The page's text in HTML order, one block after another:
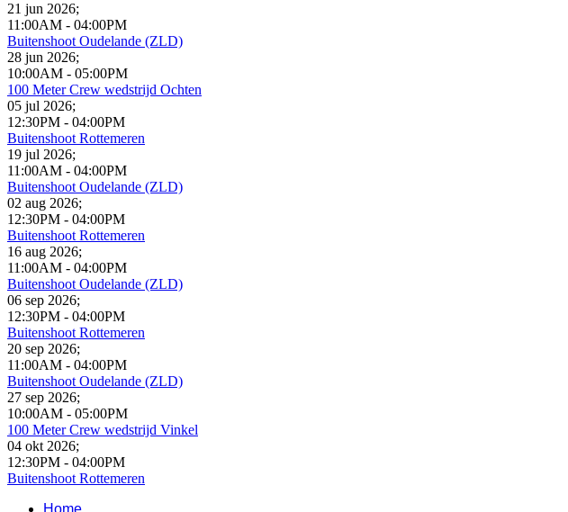
21 jun 2026;
11:00AM - 04:00PM
Buitenshoot Oudelande (ZLD)
28 jun 2026;
10:00AM - 05:00PM
100 Meter Crew wedstrijd Ochten
05 jul 2026;
12:30PM - 04:00PM
Buitenshoot Rottemeren
19 jul 2026;
11:00AM - 04:00PM
Buitenshoot Oudelande (ZLD)
02 aug 2026;
12:30PM - 04:00PM
Buitenshoot Rottemeren
16 aug 2026;
11:00AM - 04:00PM
Buitenshoot Oudelande (ZLD)
06 sep 2026;
12:30PM - 04:00PM
Buitenshoot Rottemeren
20 sep 2026;
11:00AM - 04:00PM
Buitenshoot Oudelande (ZLD)
27 sep 2026;
10:00AM - 05:00PM
100 Meter Crew wedstrijd Vinkel
04 okt 2026;
12:30PM - 04:00PM
Buitenshoot Rottemeren
Home